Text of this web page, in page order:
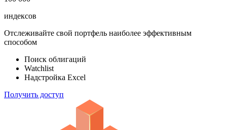
индексов
Отслеживайте свой портфель наиболее эффективным
способом
Поиск облигаций
Watchlist
Надстройка Excel
Получить доступ